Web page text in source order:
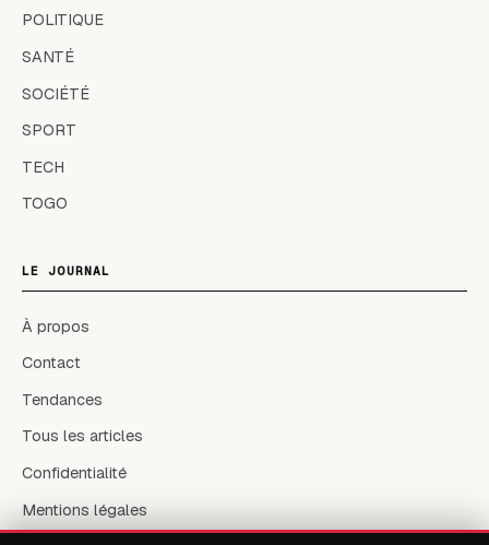
POLITIQUE
SANTÉ
SOCIÉTÉ
SPORT
TECH
TOGO
LE JOURNAL
À propos
Contact
Tendances
Tous les articles
Confidentialité
Mentions légales